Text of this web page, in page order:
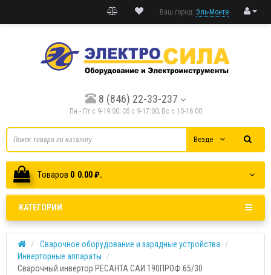
Ваш город: Эль-Монте
8 (846) 22-33-237
Пн - Пт с 9-19:00; Cб с 9-17:00; Вс с 10-16:00
Везде
Tоваров 0 0.00 ₽.
КАТЕГОРИИ
Сварочное оборудование и зарядные устройства
Инверторные аппараты
Сварочный инвертор РЕСАНТА САИ 190ПРОФ 65/30